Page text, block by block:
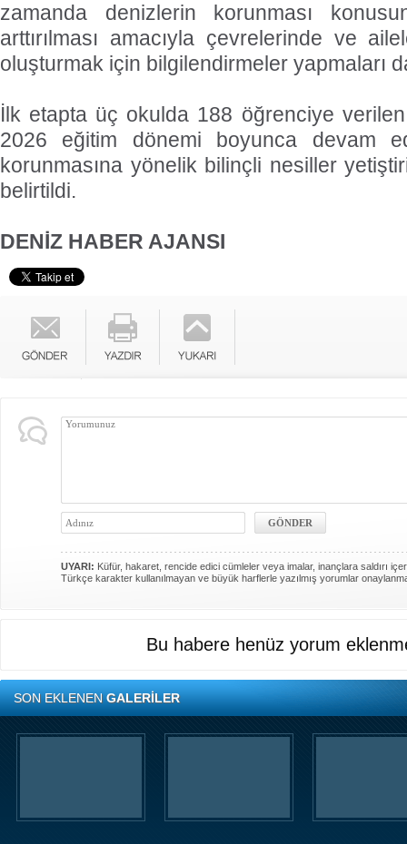
zamanda denizlerin korunması
arttırılması amacıyla çevrelerinde ve
oluşturmak için bilgilendirmeler yapmaları
İlk etapta üç okulda 188 öğrenciye
2026 eğitim dönemi boyunca devam
korunmasına yönelik bilinçli nesiller
belirtildi.
DENİZ HABER AJANSI
UYARI: Küfür, hakaret, rencide edici cümleler veya imalar, inançlara saldırı
Türkçe karakter kullanılmayan ve büyük harflerle yazılmış yorumlar
Bu habere henüz yorum
SON EKLENENGALERİLER